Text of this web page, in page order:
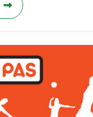
Klimvaardigheidstoets